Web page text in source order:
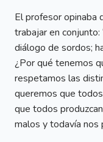
El profesor opinaba
trabajar en
diálogo de sordos;
¿Por qué tenemos
respetamos las
queremos que
que todos
malos y todavía nos